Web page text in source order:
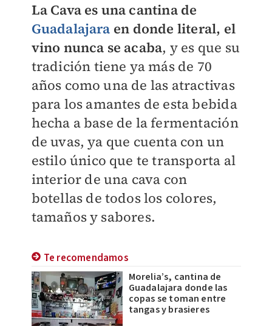
La Cava es una cantina de
Guadalajara en donde literal, el
vino nunca se acaba, y es que su
tradición tiene ya más de 70
años como una de las atractivas
para los amantes de esta bebida
hecha a base de la fermentación
de uvas, ya que cuenta con un
estilo único que te transporta al
interior de una cava con
botellas de todos los colores,
tamaños y sabores.
Te recomendamos
Morelia’s, cantina de
Guadalajara donde las
copas se toman entre
tangas y brasieres